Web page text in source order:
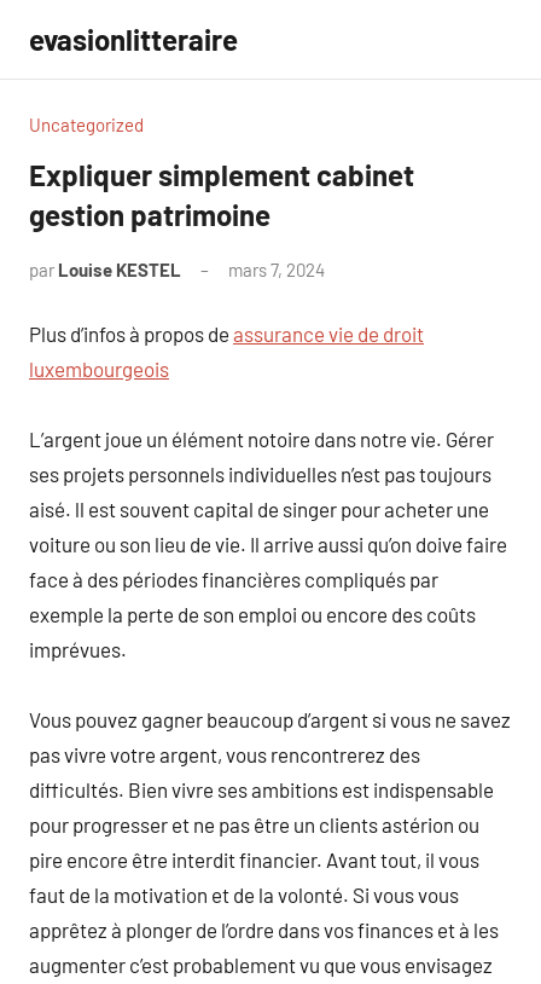
contenu
evasionlitteraire
Uncategorized
Expliquer simplement cabinet
gestion patrimoine
par Louise KESTEL mars 7, 2024
Plus d’infos à propos de assurance vie de droit
luxembourgeois
L’argent joue un élément notoire dans notre vie. Gérer
ses projets personnels individuelles n’est pas toujours
aisé. ll est souvent capital de singer pour acheter une
voiture ou son lieu de vie. Il arrive aussi qu’on doive faire
face à des périodes financières compliqués par
exemple la perte de son emploi ou encore des coûts
imprévues.
Vous pouvez gagner beaucoup d’argent si vous ne savez
pas vivre votre argent, vous rencontrerez des
difficultés. Bien vivre ses ambitions est indispensable
pour progresser et ne pas être un clients astérion ou
pire encore être interdit financier. Avant tout, il vous
faut de la motivation et de la volonté. Si vous vous
apprêtez à plonger de l’ordre dans vos finances et à les
augmenter c’est probablement vu que vous envisagez